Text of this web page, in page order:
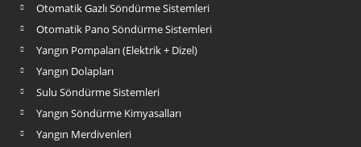
Otomatik Gazlı Söndürme Sistemleri
Otomatik Pano Söndürme Sistemleri
Yangın Pompaları (Elektrik + Dizel)
Yangın Dolapları
Sulu Söndürme Sistemleri
Yangın Söndürme Kimyasalları
Yangın Merdivenleri